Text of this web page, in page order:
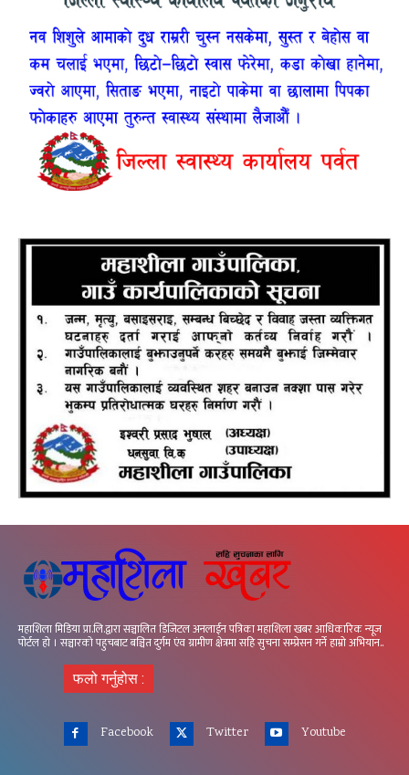
महाशिला मिडिया प्रा.लि.द्वारा सञ्चालित डिजिटल अनलाईन पत्रिका महाशिला खबर आधिकारिक न्यूज
पोर्टल हो । सञ्चारको पहुचबाट बञ्चित दुर्गम एंव ग्रामीण क्षेत्रमा सहि सुचना सम्प्रेसन गर्ने हाम्रो अभियान..
फलो गर्नुहोस :
Facebook Twitter Youtube